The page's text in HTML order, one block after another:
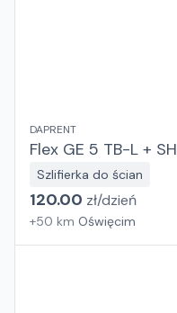
DAPRENT
Flex GE 5 TB-L + SH
Szlifierka do ścian
120.00 zł/dzień
+50 km Oświęcim